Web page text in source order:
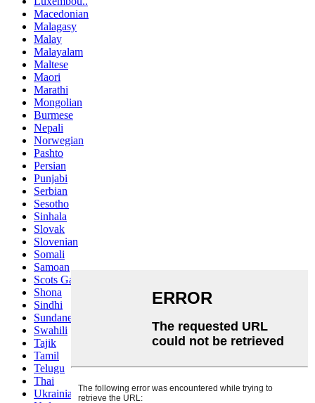
Macedonian
Malagasy
Malay
Malayalam
Maltese
Maori
Marathi
Mongolian
Burmese
Nepali
Norwegian
Pashto
Persian
Punjabi
Serbian
Sesotho
Sinhala
Slovak
Slovenian
Somali
Samoan
Scots Gaelic
Shona
Sindhi
Sundanese
Swahili
Tajik
Tamil
Telugu
Thai
Ukrainian